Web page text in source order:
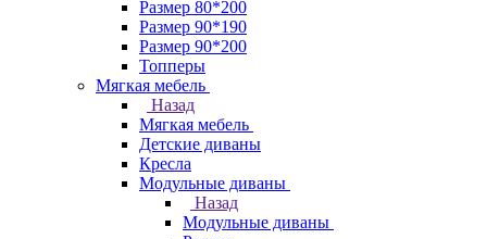
Размер 80*200
Размер 90*190
Размер 90*200
Топперы
Мягкая мебель
Назад
Мягкая мебель
Детские диваны
Кресла
Модульные диваны
Назад
Модульные диваны